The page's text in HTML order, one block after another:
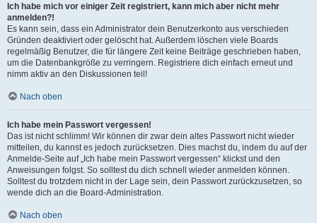
Ich habe mich vor einiger Zeit registriert, kann mich aber nicht mehr
anmelden?!
Es kann sein, dass ein Administrator dein Benutzerkonto aus verschieden
Gründen deaktiviert oder gelöscht hat. Außerdem löschen viele Boards
regelmäßig Benutzer, die für längere Zeit keine Beiträge geschrieben haben,
um die Datenbankgröße zu verringern. Registriere dich einfach erneut und
nimm aktiv an den Diskussionen teil!
Nach oben
Ich habe mein Passwort vergessen!
Das ist nicht schlimm! Wir können dir zwar dein altes Passwort nicht wieder
mitteilen, du kannst es jedoch zurücksetzen. Dies machst du, indem du auf der
Anmelde-Seite auf „Ich habe mein Passwort vergessen“ klickst und den
Anweisungen folgst. So solltest du dich schnell wieder anmelden können.
Solltest du trotzdem nicht in der Lage sein, dein Passwort zurückzusetzen, so
wende dich an die Board-Administration.
Nach oben